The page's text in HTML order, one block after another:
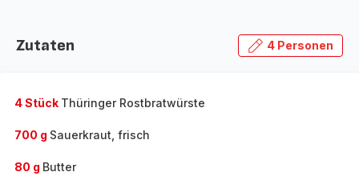
Zutaten 4 Personen
4 Stück Thüringer Rostbratwürste
700 g Sauerkraut, frisch
80 g Butter